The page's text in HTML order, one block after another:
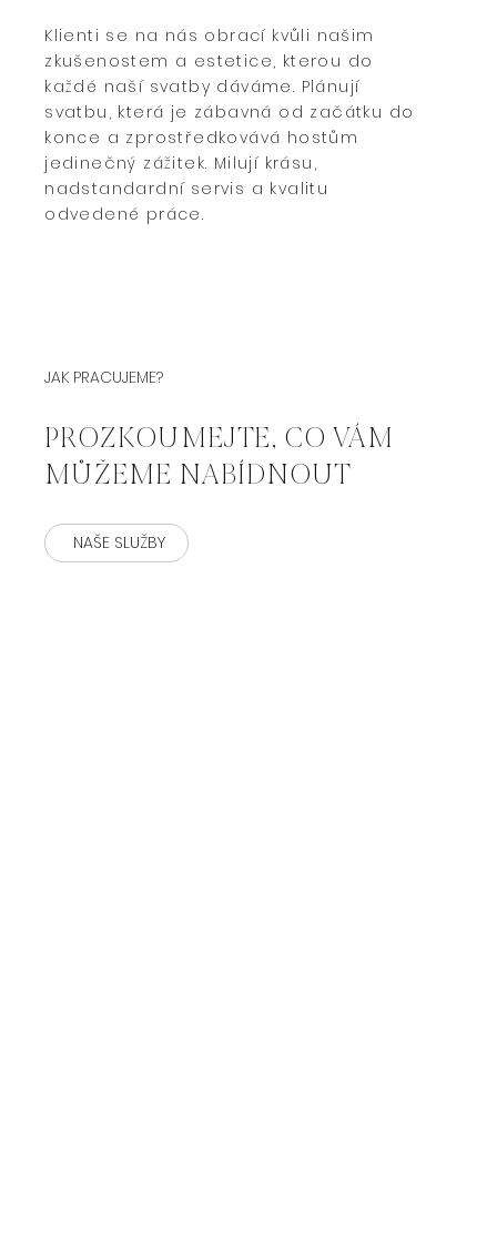
Klienti se na nás obrací kvůli našim
zkušenostem a estetice, kterou do
každé naší svatby dáváme. Plánují
svatbu, která je zábavná od začátku do
konce a zprostředkovává hostům
jedinečný zážitek. Milují krásu,
nadstandardní servis a kvalitu
odvedené práce.
JAK PRACUJEME?
PROZKOUMEJTE, CO VÁM
MŮŽEME NABÍDNOUT
NAŠE SLUŽBY